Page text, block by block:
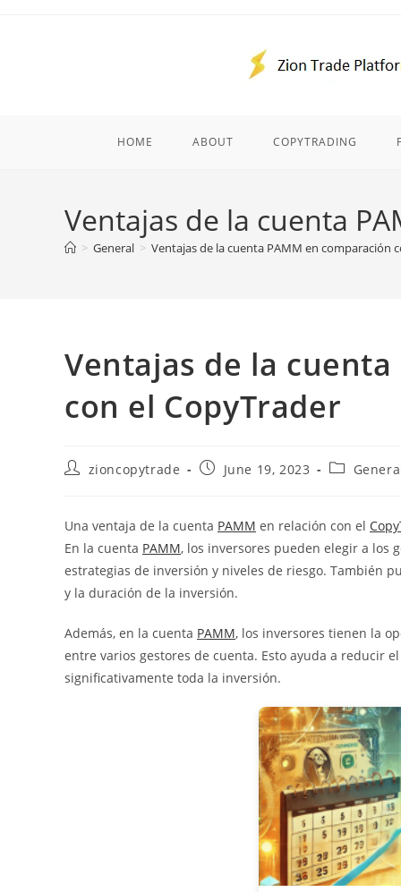
HOME ABOUT COPYTRADING
Ventajas de la cuenta
> General > Ventajas de la cuenta PAMM en comparación
Ventajas de la
con el CopyTrader
Postzioncopytrade
PostJune 19, 2023
Post
Una ventaja de la cuenta PAMM en relación con el
En la cuenta PAMM, los inversores pueden elegir a los
estrategias de inversión y niveles de riesgo. También
y la duración de la inversión.
Además, en la cuenta PAMM, los inversores tienen la
entre varios gestores de cuenta. Esto ayuda a reducir
significativamente toda la inversión.